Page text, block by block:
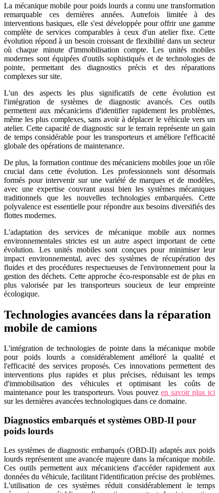
La mécanique mobile pour poids lourds a connu une transformation
remarquable ces dernières années. Autrefois limitée à des
interventions basiques, elle s'est développée pour offrir une gamme
complète de services comparables à ceux d'un atelier fixe. Cette
évolution répond à un besoin croissant de flexibilité dans un secteur
où chaque minute d'immobilisation compte. Les unités mobiles
modernes sont équipées d'outils sophistiqués et de technologies de
pointe, permettant des diagnostics précis et des réparations
complexes sur site.
L'un des aspects les plus significatifs de cette évolution est
l'intégration de systèmes de diagnostic avancés. Ces outils
permettent aux mécaniciens d'identifier rapidement les problèmes,
même les plus complexes, sans avoir à déplacer le véhicule vers un
atelier. Cette capacité de diagnostic sur le terrain représente un gain
de temps considérable pour les transporteurs et améliore l'efficacité
globale des opérations de maintenance.
De plus, la formation continue des mécaniciens mobiles joue un rôle
crucial dans cette évolution. Les professionnels sont désormais
formés pour intervenir sur une variété de marques et de modèles,
avec une expertise couvrant aussi bien les systèmes mécaniques
traditionnels que les nouvelles technologies embarquées. Cette
polyvalence est essentielle pour répondre aux besoins diversifiés des
flottes modernes.
L'adaptation des services de mécanique mobile aux normes
environnementales strictes est un autre aspect important de cette
évolution. Les unités mobiles sont conçues pour minimiser leur
impact environnemental, avec des systèmes de récupération des
fluides et des procédures respectueuses de l'environnement pour la
gestion des déchets. Cette approche éco-responsable est de plus en
plus valorisée par les transporteurs soucieux de leur empreinte
écologique.
Technologies avancées dans la réparation
mobile de camions
L'intégration de technologies de pointe dans la mécanique mobile
pour poids lourds a considérablement amélioré la qualité et
l'efficacité des services proposés. Ces innovations permettent des
interventions plus rapides et plus précises, réduisant les temps
d'immobilisation des véhicules et optimisant les coûts de
maintenance pour les transporteurs. Vous pouvezen savoir plus ici
sur les dernières avancées technologiques dans ce domaine.
Diagnostics embarqués et systèmes OBD-II pour
poids lourds
Les systèmes de diagnostic embarqués (OBD-II) adaptés aux poids
lourds représentent une avancée majeure dans la mécanique mobile.
Ces outils permettent aux mécaniciens d'accéder rapidement aux
données du véhicule, facilitant l'identification précise des problèmes.
L'utilisation de ces systèmes réduit considérablement le temps